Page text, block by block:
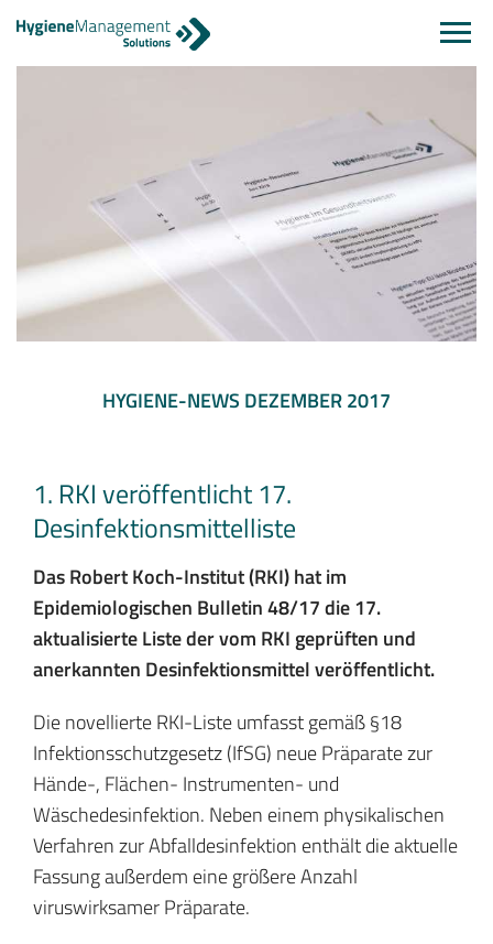
HYGIENE-NEWS DEZEMBER 2017
1. RKI veröffentlicht 17.
Desinfektionsmittelliste
Das Robert Koch-Institut (RKI) hat im
Epidemiologischen Bulletin 48/17 die 17.
aktualisierte Liste der vom RKI geprüften und
anerkannten Desinfektionsmittel veröffentlicht.
Die novellierte RKI-Liste umfasst gemäß §18
Infektionsschutzgesetz (IfSG) neue Präparate zur
Hände-, Flächen- Instrumenten- und
Wäschedesinfektion. Neben einem physikalischen
Verfahren zur Abfalldesinfektion enthält die aktuelle
Fassung außerdem eine größere Anzahl
viruswirksamer Präparate.